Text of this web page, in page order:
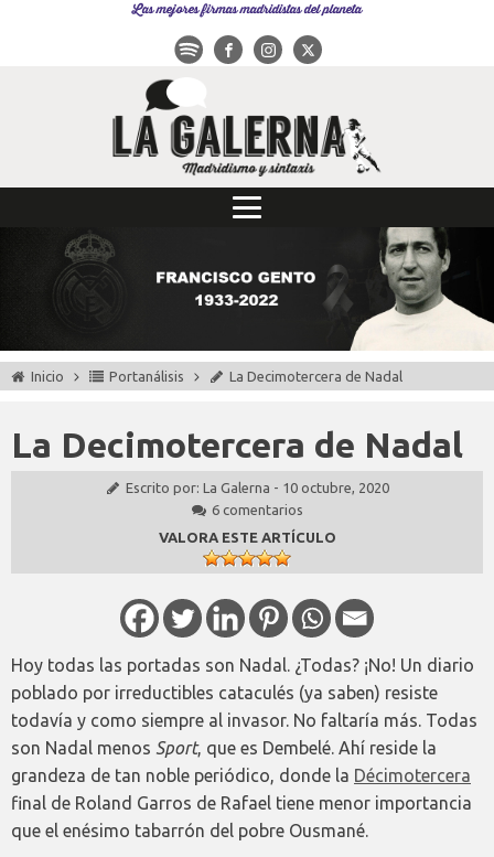
Las mejores firmas madridistas del planeta
Inicio Portanálisis La Decimotercera de Nadal
La Decimotercera de Nadal
Escrito por: La Galerna - 10 octubre, 2020
6 comentarios
VALORA ESTE ARTÍCULO
Hoy todas las portadas son Nadal. ¿Todas? ¡No! Un diario
poblado por irreductibles cataculés (ya saben) resiste
todavía y como siempre al invasor. No faltaría más. Todas
son Nadal menos Sport, que es Dembelé. Ahí reside la
grandeza de tan noble periódico, donde la Décimotercera
final de Roland Garros de Rafael tiene menor importancia
que el enésimo tabarrón del pobre Ousmané.